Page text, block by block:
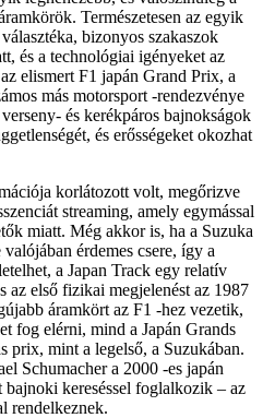
Természetesen az egyik
bizonyos szakaszok
és a technológiai igényeket az
elismert F1 japán Grand Prix, a
más motorsport -rendezvénye
és kerékpáros bajnokságok
és erősségeket okozhat
korlátozott volt, megőrizve
streaming, amely egymással
miatt. Még akkor is, ha a Suzuka
érdemes csere, így a
a Japan Track egy relatív
az első fizikai megjelenést az 1987
áramkört az F1 -hez vezetik,
fog elérni, mind a Japán Grands
prix, mint a legelső, a Suzukában.
Schumacher a 2000 -es japán
kereséssel foglalkozik – az
rendelkeznek.